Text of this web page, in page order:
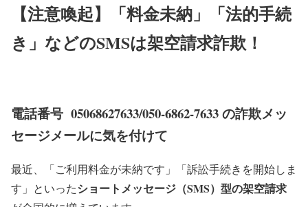
【注意喚起】「料金未納」「法的手続
き」などのSMSは架空請求詐欺！
電話番号 05068627633/050-6862-7633の詐欺メッ
セージメールに気を付けて
最近、「ご利用料金が未納です」「訴訟手続きを開始しま
す」といったショートメッセージ（SMS）型の架空請求